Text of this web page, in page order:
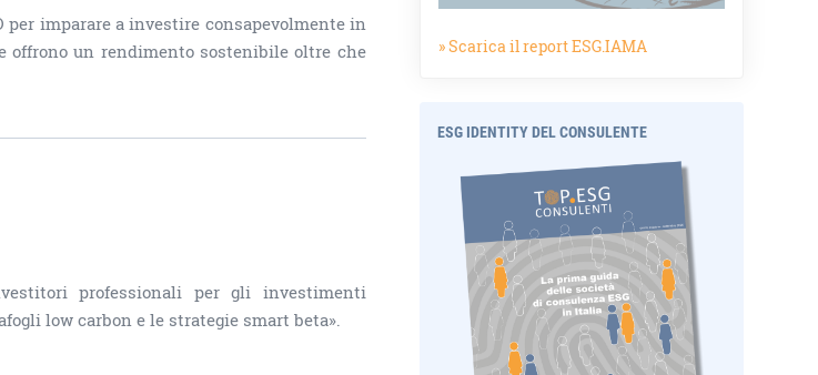
imparare a investire consapevolmente in
offrono un rendimento sostenibile oltre che
professionali per gli investimenti
low carbon e le strategie smart beta».
» Scarica il report ESG.IAMA
ESG IDENTITY DEL CONSULENTE